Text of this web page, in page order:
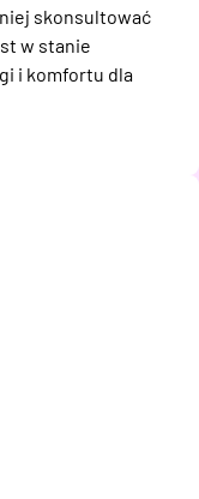
skonsultować
w stanie
i komfortu dla